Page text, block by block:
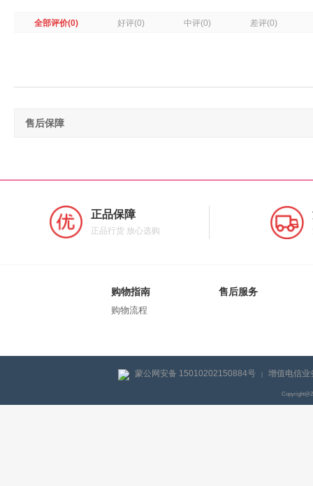
全部评价(0) 好评(0) 中评(0) 差评(0)
售后保障
正品保障
正品行货 放心选购
购物指南
购物流程
售后服务
蒙公网安备 15010202150884号 | 增值电信